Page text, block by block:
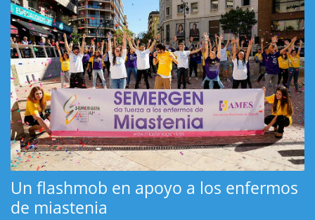
Un flashmob en apoyo a los enfermos
de miastenia